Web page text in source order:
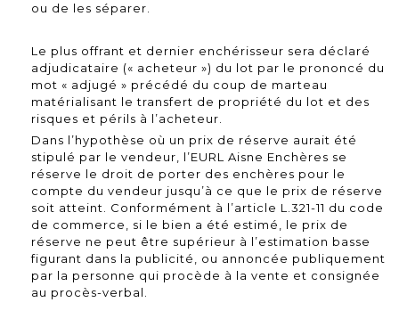
ou de les séparer.
Le plus offrant et dernier enchérisseur sera déclaré
adjudicataire (« acheteur ») du lot par le prononcé du
mot « adjugé » précédé du coup de marteau
matérialisant le transfert de propriété du lot et des
risques et périls à l’acheteur.
Dans l’hypothèse où un prix de réserve aurait été
stipulé par le vendeur, l’EURL Aisne Enchères se
réserve le droit de porter des enchères pour le
compte du vendeur jusqu’à ce que le prix de réserve
soit atteint. Conformément à l’article L.321-11 du code
de commerce, si le bien a été estimé, le prix de
réserve ne peut être supérieur à l’estimation basse
figurant dans la publicité, ou annoncée publiquement
par la personne qui procède à la vente et consignée
au procès-verbal.